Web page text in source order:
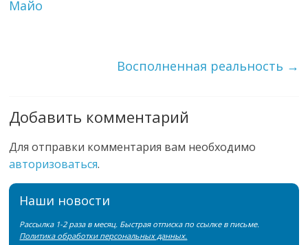
Майо
Восполненная реальность →
Добавить комментарий
Для отправки комментария вам необходимо
авторизоваться.
Наши новости
Рассылка 1-2 раза в месяц. Быстрая отписка по ссылке в письме.
Политика обработки персональных данных.